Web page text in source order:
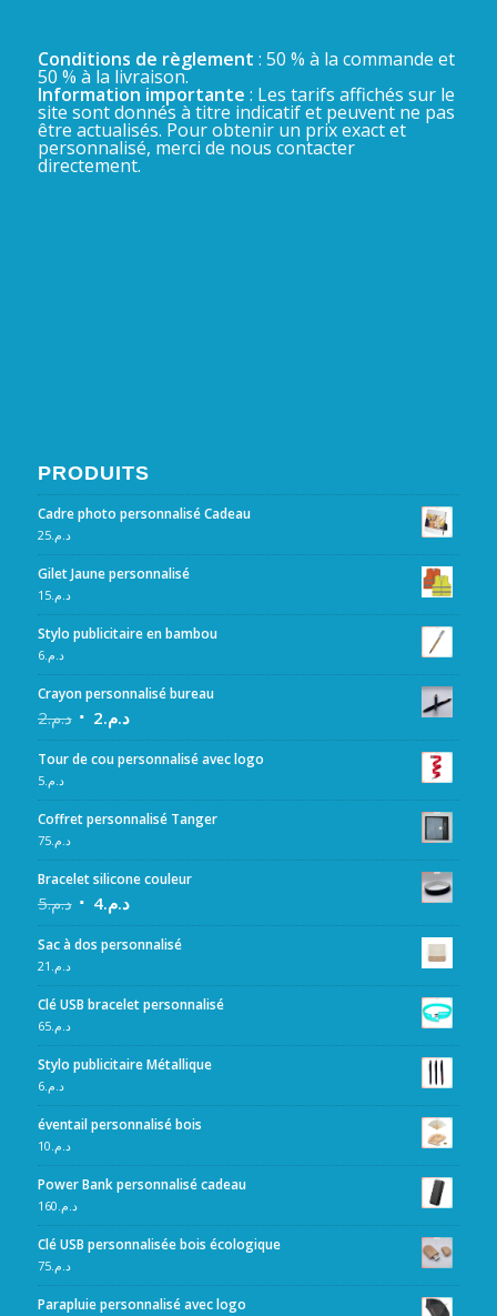
Conditions de règlement : 50 % à la commande et
50 % à la livraison.
Information importante : Les tarifs affichés sur le
site sont donnés à titre indicatif et peuvent ne pas
être actualisés. Pour obtenir un prix exact et
personnalisé, merci de nous contacter
directement.
PRODUITS
Cadre photo personnalisé Cadeau
د.م.25
Gilet Jaune personnalisé
د.م.15
Stylo publicitaire en bambou
د.م.6
Crayon personnalisé bureau
د.م.2 د.م.2
Tour de cou personnalisé avec logo
د.م.5
Coffret personnalisé Tanger
د.م.75
Bracelet silicone couleur
د.م.5 د.م.4
Sac à dos personnalisé
د.م. 21
Clé USB bracelet personnalisé
د.م.65
Stylo publicitaire Métallique
د.م.6
éventail personnalisé bois
د.م.10
Power Bank personnalisé cadeau
د.م.160
Clé USB personnalisée bois écologique
د.م.75
Parapluie personnalisé avec logo